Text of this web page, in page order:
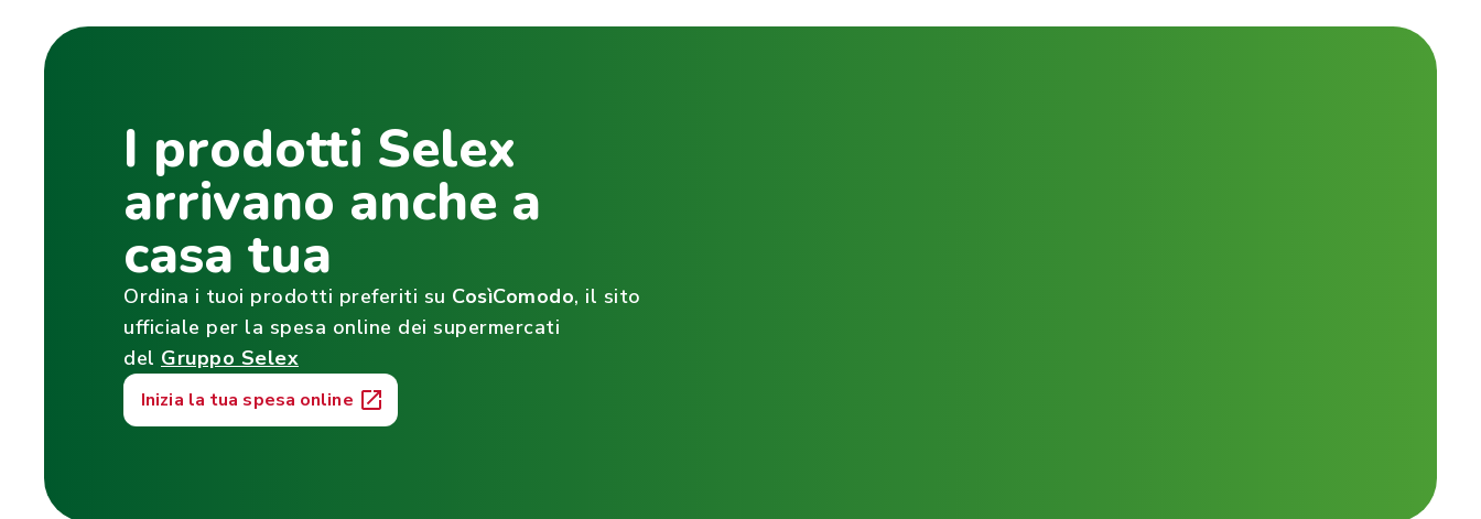
I prodotti Selex
arrivano anche a
casa tua
Ordina i tuoi prodotti preferiti su CosìComodo, il sito
ufficiale per la spesa online dei supermercati
del Gruppo Selex
Inizia la tua spesa online